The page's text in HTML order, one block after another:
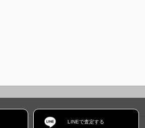
LINEで査定する